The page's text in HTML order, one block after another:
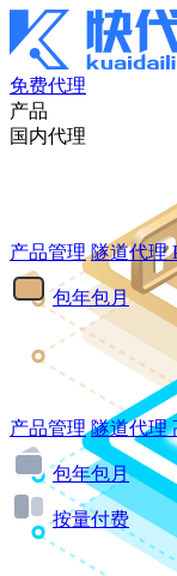
免费代理
产品
国内代理
产品管理 隧道代理
包年包月
产品管理 隧道代理
包年包月
按量付费